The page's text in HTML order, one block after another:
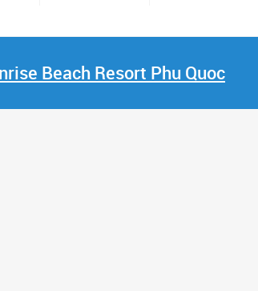
Beach Resort Phu Quoc